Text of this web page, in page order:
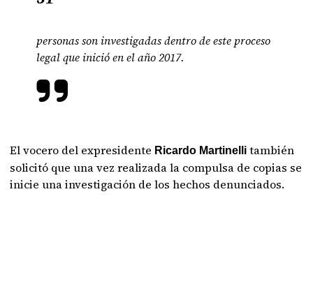
personas son investigadas dentro de este proceso
legal que inició en el año 2017.
El vocero del expresidente Ricardo Martinellitambién
solicitó que una vez realizada la compulsa de copias se
inicie una investigación de los hechos denunciados.